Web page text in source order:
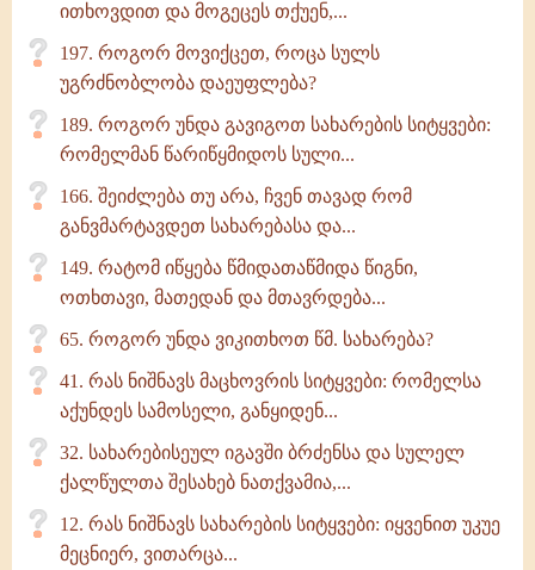
ითხოვდით და მოგეცეს თქუენ,...
197. როგორ მოვიქცეთ, როცა სულს
უგრძნობლობა დაეუფლება?
189. როგორ უნდა გავიგოთ სახარების სიტყვები:
რომელმან წარიწყმიდოს სული...
166. შეიძლება თუ არა, ჩვენ თავად რომ
განვმარტავდეთ სახარებასა და...
149. რატომ იწყება წმიდათაწმიდა წიგნი,
ოთხთავი, მათედან და მთავრდება...
65. როგორ უნდა ვიკითხოთ წმ. სახარება?
41. რას ნიშნავს მაცხოვრის სიტყვები: რომელსა
აქუნდეს სამოსელი, განყიდენ...
32. სახარებისეულ იგავში ბრძენსა და სულელ
ქალწულთა შესახებ ნათქვამია,...
12. რას ნიშნავს სახარების სიტყვები: იყვენით უკუე
მეცნიერ, ვითარცა...